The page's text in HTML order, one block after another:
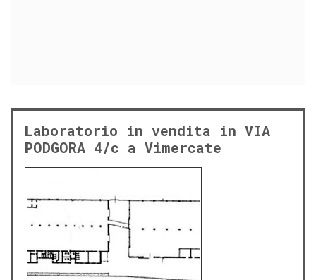
Laboratorio in vendita in VIA
PODGORA 4/c a Vimercate